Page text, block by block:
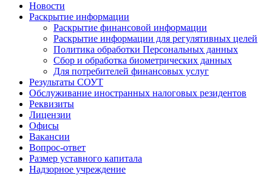
Новости
Раскрытие информации
Раскрытие финансовой информации
Раскрытие информации для регулятивных целей
Политика обработки Персональных данных
Сбор и обработка биометрических данных
Для потребителей финансовых услуг
Результаты СОУТ
Обслуживание иностранных налоговых резидентов
Реквизиты
Лицензии
Офисы
Вакансии
Вопрос-ответ
Размер уставного капитала
Надзорное учреждение